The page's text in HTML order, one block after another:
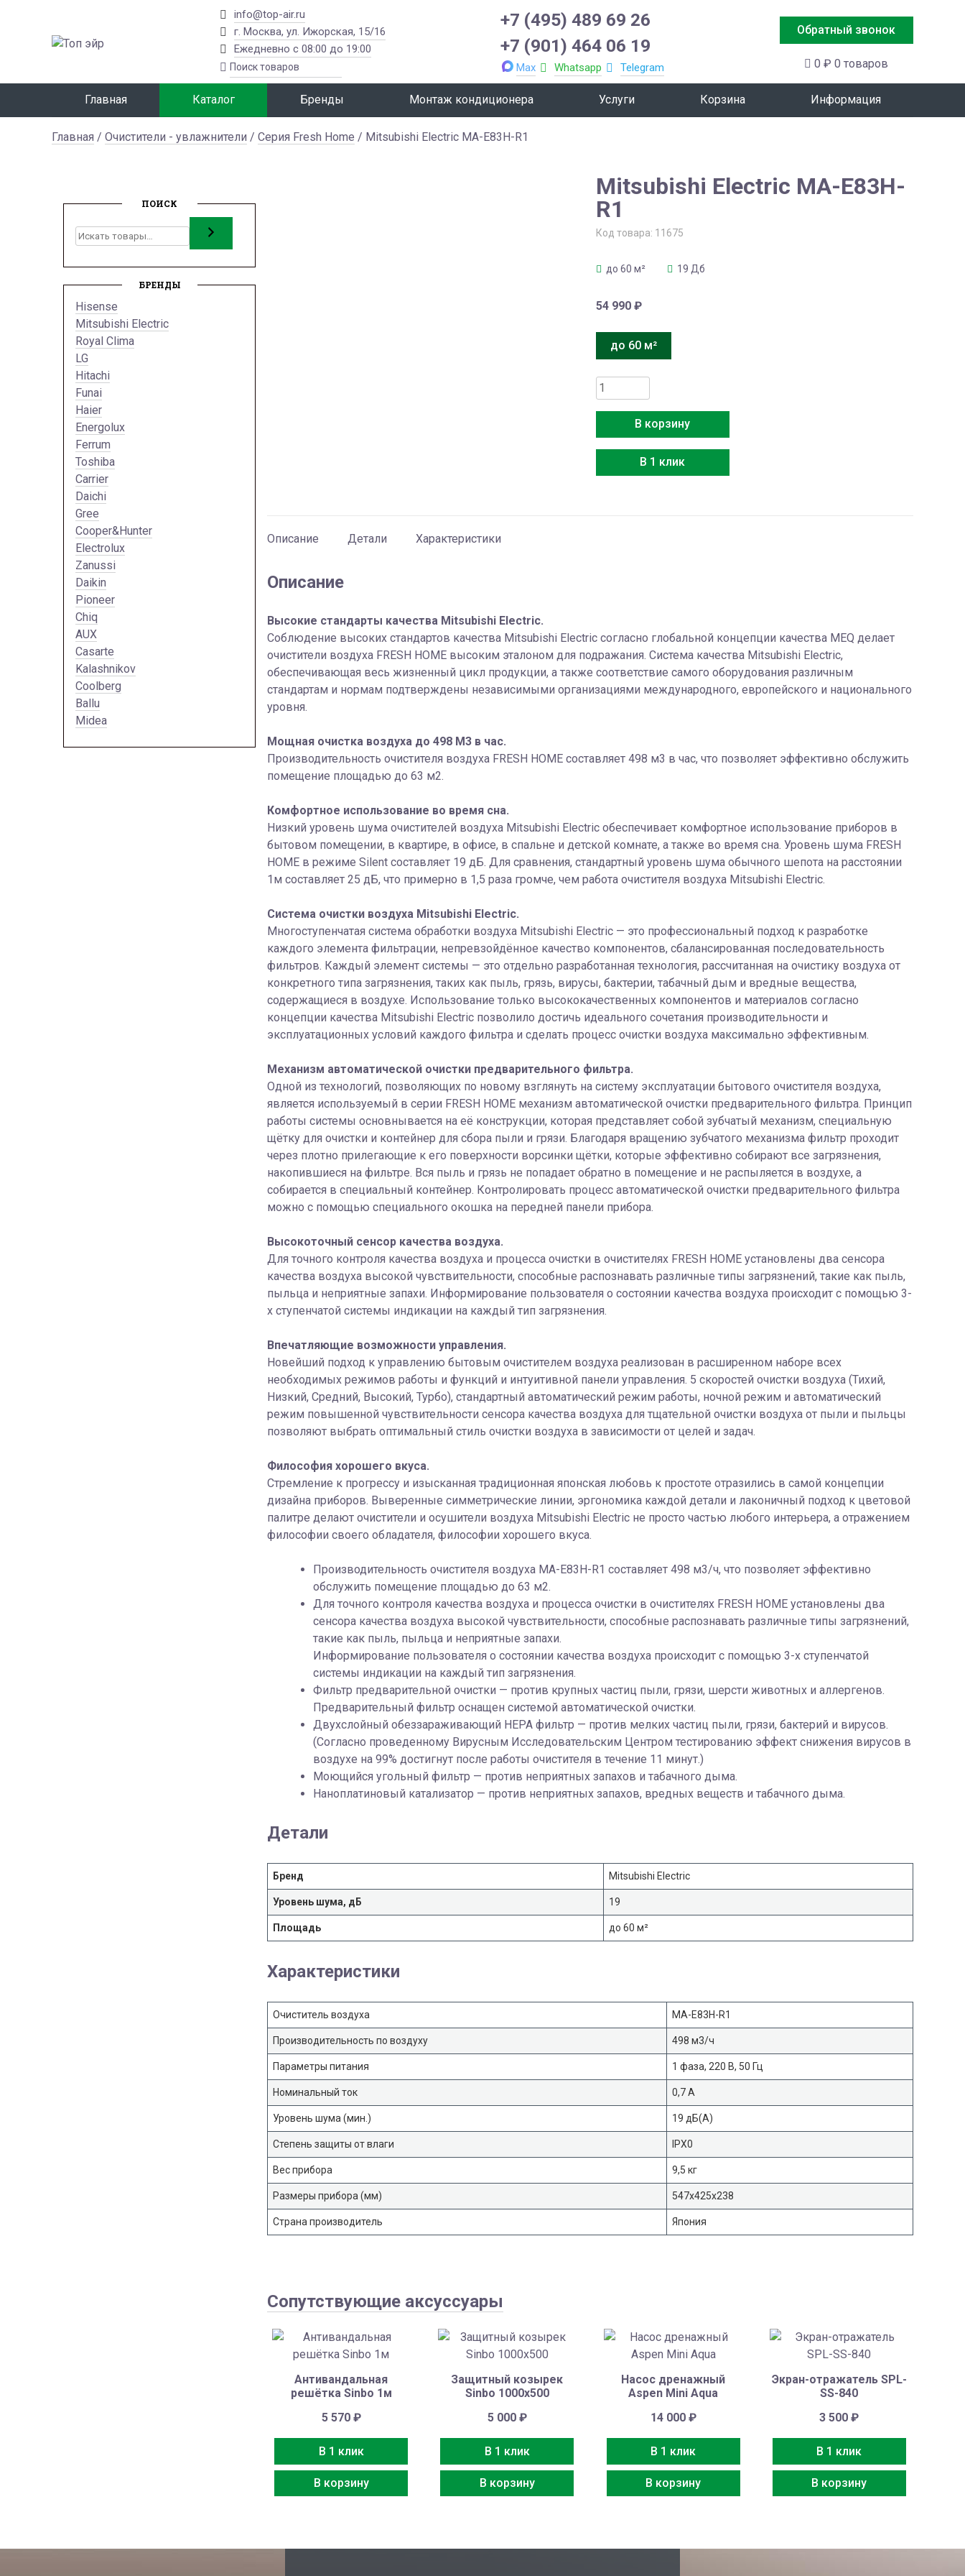
info@top-air.ru
г. Москва, ул. Ижорская, 15/16
Ежедневно с 08:00 до 19:00
+7 (495) 489 69 26
+7 (901) 464 06 19
Max Whatsapp Telegram
Обратный звонок
0 ₽ 0 товаров
Главная Каталог Бренды Монтаж кондиционера Услуги Корзина Информация
Главная / Очистители - увлажнители / Серия Fresh Home / Mitsubishi Electric MA-E83H-R1
Mitsubishi Electric MA-E83H-
R1
Код товара: 11675
до 60 м² 19 Дб
54 990 ₽
до 60 м²
Количество
товара
Mitsubishi
Electric
MA-
В корзину
В 1 клик
Описание Детали Характеристики
Описание
Высокие стандарты качества Mitsubishi Electric.
Соблюдение высоких стандартов качества Mitsubishi Electric согласно глобальной концепции качества MEQ делает
очистители воздуха FRESH HOME высоким эталоном для подражания. Система качества Mitsubishi Electric,
обеспечивающая весь жизненный цикл продукции, а также соответствие самого оборудования различным
стандартам и нормам подтверждены независимыми организациями международного, европейского и национального
уровня.
Мощная очистка воздуха до 498 М3 в час.
Производительность очистителя воздуха FRESH HOME составляет 498 м3 в час, что позволяет эффективно обслужить
помещение площадью до 63 м2.
Комфортное использование во время сна.
Низкий уровень шума очистителей воздуха Mitsubishi Electric обеспечивает комфортное использование приборов в
бытовом помещении, в квартире, в офисе, в спальне и детской комнате, а также во время сна. Уровень шума FRESH
HOME в режиме Silent составляет 19 дБ. Для сравнения, стандартный уровень шума обычного шепота на расстоянии
1м составляет 25 дБ, что примерно в 1,5 раза громче, чем работа очистителя воздуха Mitsubishi Electric.
Система очистки воздуха Mitsubishi Electric.
Многоступенчатая система обработки воздуха Mitsubishi Electric — это профессиональный подход к разработке
каждого элемента фильтрации, непревзойдённое качество компонентов, сбалансированная последовательность
фильтров. Каждый элемент системы — это отдельно разработанная технология, рассчитанная на очистику воздуха от
конкретного типа загрязнения, таких как пыль, грязь, вирусы, бактерии, табачный дым и вредные вещества,
содержащиеся в воздухе. Использование только высококачественных компонентов и материалов согласно
концепции качества Mitsubishi Electric позволило достичь идеального сочетания производительности и
эксплуатационных условий каждого фильтра и сделать процесс очистки воздуха максимально эффективным.
Механизм автоматической очистки предварительного фильтра.
Одной из технологий, позволяющих по новому взглянуть на систему эксплуатации бытового очистителя воздуха,
является используемый в серии FRESH HOME механизм автоматической очистки предварительного фильтра. Принцип
работы системы основнывается на её конструкции, которая представляет собой зубчатый механизм, специальную
щётку для очистки и контейнер для сбора пыли и грязи. Благодаря вращению зубчатого механизма фильтр проходит
через плотно прилегающие к его поверхности ворсинки щётки, которые эффективно собирают все загрязнения,
накопившиеся на фильтре. Вся пыль и грязь не попадает обратно в помещение и не распыляется в воздухе, а
собирается в специальный контейнер. Контролировать процесс автоматической очистки предварительного фильтра
можно с помощью специального окошка на передней панели прибора.
Высокоточный сенсор качества воздуха.
Для точного контроля качества воздуха и процесса очистки в очистителях FRESH HOME установлены два сенсора
качества воздуха высокой чувствительности, способные распознавать различные типы загрязнений, такие как пыль,
пыльца и неприятные запахи. Информирование пользователя о состоянии качества воздуха происходит с помощью 3-
х ступенчатой системы индикации на каждый тип загрязнения.
Впечатляющие возможности управления.
Новейший подход к управлению бытовым очистителем воздуха реализован в расширенном наборе всех
необходимых режимов работы и функций и интуитивной панели управления. 5 скоростей очистки воздуха (Тихий,
Низкий, Средний, Высокий, Турбо), стандартный автоматический режим работы, ночной режим и автоматический
режим повышенной чувствительности сенсора качества воздуха для тщательной очистки воздуха от пыли и пыльцы
позволяют выбрать оптимальный стиль очистки воздуха в зависимости от целей и задач.
Философия хорошего вкуса.
Стремление к прогрессу и изысканная традиционная японская любовь к простоте отразились в самой концепции
дизайна приборов. Выверенные симметрические линии, эргономика каждой детали и лаконичный подход к цветовой
палитре делают очистители и осушители воздуха Mitsubishi Electric не просто частью любого интерьера, а отражением
философии своего обладателя, философии хорошего вкуса.
Производительность очистителя воздуха MA-E83H-R1 составляет 498 м3/ч, что позволяет эффективно
обслужить помещение площадью до 63 м2.
Для точного контроля качества воздуха и процесса очистки в очистителях FRESH HOME установлены два
сенсора качества воздуха высокой чувствительности, способные распознавать различные типы загрязнений,
такие как пыль, пыльца и неприятные запахи.
Информирование пользователя о состоянии качества воздуха происходит с помощью 3-х ступенчатой
системы индикации на каждый тип загрязнения.
Фильтр предварительной очистки — против крупных частиц пыли, грязи, шерсти животных и аллергенов.
Предварительный фильтр оснащен системой автоматической очистки.
Двухслойный обеззараживающий HEPA фильтр — против мелких частиц пыли, грязи, бактерий и вирусов.
(Согласно проведенному Вирусным Исследовательским Центром тестированию эффект снижения вирусов в
воздухе на 99% достигнут после работы очистителя в течение 11 минут.)
Моющийся угольный фильтр — против неприятных запахов и табачного дыма.
Наноплатиновый катализатор — против неприятных запахов, вредных веществ и табачного дыма.
Детали
Бренд Mitsubishi Electric
Уровень шума, дБ 19
Площадь до 60 м²
Характеристики
Очиститель воздуха MA-E83H-R1
Производительность по воздуху 498 м3/ч
Параметры питания 1 фаза, 220 В, 50 Гц
Номинальный ток 0,7 А
Уровень шума (мин.) 19 дБ(А)
Cтепень защиты от влаги IPX0
Вес прибора 9,5 кг
Размеры прибора (мм) 547x425x238
Страна производитель Япония
Сопутствующие аксуссуары
Антивандальная
решётка Sinbo 1м
5 570 ₽
В 1 клик
В корзину
Защитный козырек
Sinbo 1000х500
5 000 ₽
В 1 клик
В корзину
Насос дренажный
Aspen Mini Aqua
14 000 ₽
В 1 клик
В корзину
Экран-отражатель SPL-
SS-840
3 500₽
В 1 клик
В корзину
ПОИСК
Поиск
БРЕНДЫ
Hisense
Mitsubishi Electric
Royal Clima
LG
Hitachi
Funai
Haier
Energolux
Ferrum
Toshiba
Carrier
Daichi
Gree
Cooper&Hunter
Electrolux
Zanussi
Daikin
Pioneer
Chiq
AUX
Casarte
Kalashnikov
Coolberg
Ballu
Midea